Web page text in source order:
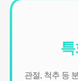
관절, 척추 등